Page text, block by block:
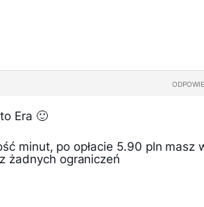
Era 🙂
minut, po opłacie 5.90 pln masz
żadnych ograniczeń